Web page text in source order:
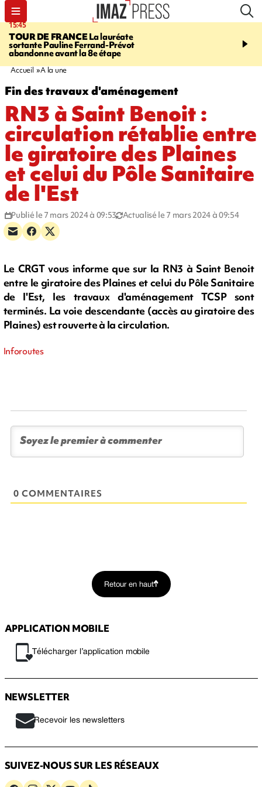
15:45
TOUR DE FRANCELa lauréate
sortante Pauline Ferrand-Prévot
abandonne avant la 8e étape
20:17
routière, concours de
Accueil A la une
Fin des travaux d'aménagement
RN3 à Saint Benoit :
circulation rétablie entre
le giratoire des Plaines
et celui du Pôle Sanitaire
de l'Est
Publié le 7 mars 2024 à 09:53 Actualisé le 7 mars 2024 à 09:54
Le CRGT vous informe que sur la RN3 à Saint Benoit
entre le giratoire des Plaines et celui du Pôle Sanitaire
de l'Est, les travaux d'aménagement TCSP sont
terminés. La voie descendante (accès au giratoire des
Plaines) est rouverte à la circulation.
Inforoutes
0 COMMENTAIRES
Retour en haut
APPLICATION MOBILE
Télécharger l’application mobile
NEWSLETTER
Recevoir les newsletters
SUIVEZ-NOUS SUR LES RÉSEAUX